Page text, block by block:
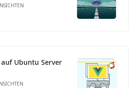
Ubuntu Server